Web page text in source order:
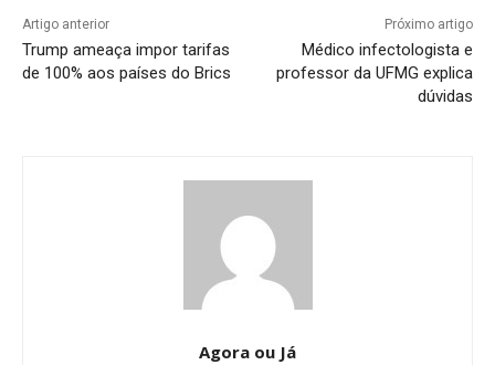
Artigo anterior
Trump ameaça impor tarifas
de 100% aos países do Brics
Próximo artigo
Médico infectologista e
professor da UFMG explica
dúvidas
Agora ou Já